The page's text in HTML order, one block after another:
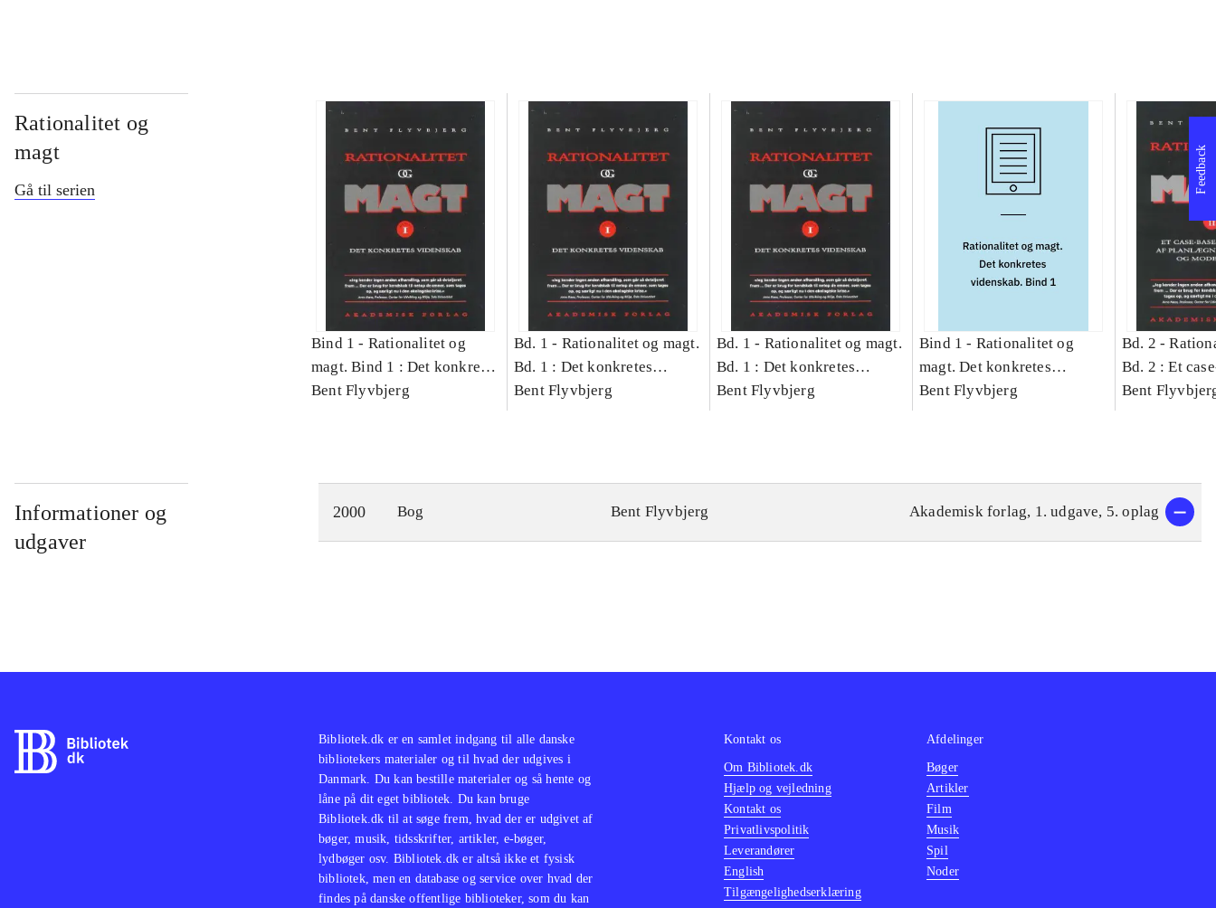
Rationalitet og
magt
Gå til serien
Bind 1 - Rationalitet og
magt. Bind 1 : Det konkretes
videnskab
Bent Flyvbjerg
Bd. 1 - Rationalitet og magt.
Bd. 1 : Det konkretes
videnskab
Bent Flyvbjerg
Bd. 1 - Rationalitet og magt.
Bd. 1 : Det konkretes
videnskab
Bent Flyvbjerg
Bind 1 - Rationalitet og
magt. Det konkretes
videnskab. Bind 1
Bent Flyvbjerg
Bd. 2 -
Bd. 2 : Et
studie af
Bent
Informationer og
udgaver
2000 Bog Bent Flyvbjerg Akademisk forlag, 1. udgave, 5. oplag
Feedback
Bibliotek.dk er en samlet indgang til alle danske
bibliotekers materialer og til hvad der udgives i
Danmark. Du kan bestille materialer og så hente og
låne på dit eget bibliotek. Du kan bruge
Bibliotek.dk til at søge frem, hvad der er udgivet af
bøger, musik, tidsskrifter, artikler, e-bøger,
lydbøger osv. Bibliotek.dk er altså ikke et fysisk
bibliotek, men en database og service over hvad der
findes på danske offentlige biblioteker, som du kan
Kontakt os
Om Bibliotek.dk
Hjælp og vejledning
Kontakt os
Privatlivspolitik
Leverandører
English
Tilgængelighedserklæring
Afdelinger
Bøger
Artikler
Film
Musik
Spil
Noder